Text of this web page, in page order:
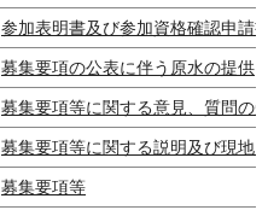
参加表明書及び参加資格確認申請
募集要項の公表に伴う原水の提供
募集要項等に関する意見、質問の
募集要項等に関する説明及び現地
募集要項等